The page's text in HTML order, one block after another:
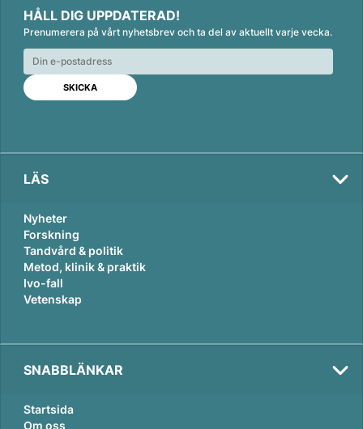
n
k
e
d
n
c
e
b
o
o
k
a
i
l
HÅLL DIG UPPDATERAD!
Prenumerera på vårt nyhetsbrev och ta del av aktuellt varje vecka.
LÄS
Nyheter
Forskning
Tandvård & politik
Metod, klinik & praktik
Ivo-fall
Vetenskap
SNABBLÄNKAR
Startsida
Om oss